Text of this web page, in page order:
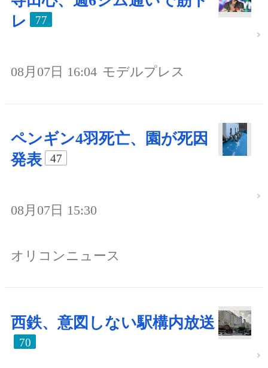
レ
77
08月07日 16:04 モデルプレス
ペンギン4羽死亡、園が死因
発表
47
08月07日 15:30
オリコンニュース
西鉄、意図しない駅構内放送
70